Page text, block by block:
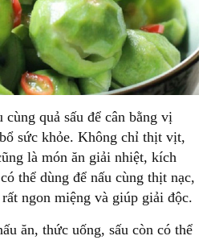
quả sấu để cân bằng vị
sức khỏe. Không chỉ thịt vịt,
là món ăn giải nhiệt, kích
thể dùng để nấu cùng thịt nạc,
ngon miệng và giúp giải độc.
ăn, thức uống, sấu còn có thể